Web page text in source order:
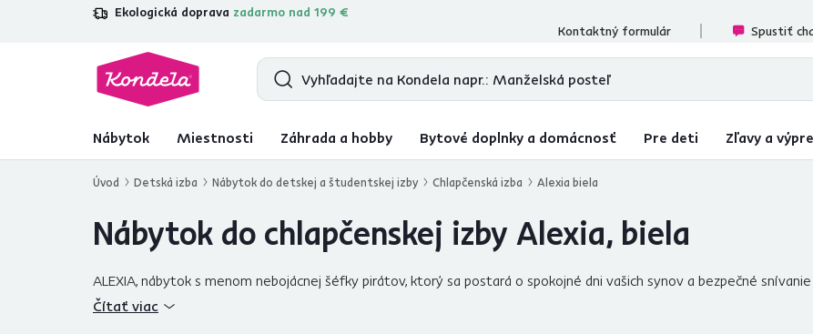
Ekologická doprava zadarmo nad 199 €
4,7 31 285overených produktových recenzií
Kontaktný formulár
Spustiť
Nábytok Miestnosti Záhrada a hobby Bytové doplnky a domácnosť Pre deti Zľavy a
Úvod Detská izba Nábytok do detskej a študentskej izby Chlapčenská izba Alexia biela
Nábytok do chlapčenskej izby Alexia, biela
ALEXIA, nábytok s menom nebojácnej šéfky pirátov, ktorý sa postará o spokojné dni vašich synov a bezpečné
ktorý nikdy neprestane baviť. Moderné prvky do modernej chlapčenskej izby. Vyrobený je z DTD laminovanej vo
miestnosť osvetlí a rozžiari. Hľadáte komodu, vešiakovú skriňu, nočný stolík a posteľ? Tento sektor má všetko.
Čítať viac